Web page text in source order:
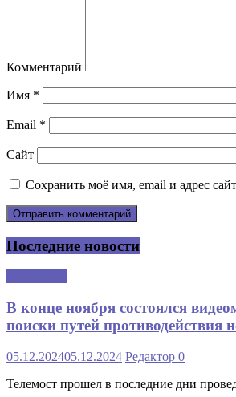
Комментарий
Имя *
Email *
Сайт
Сохранить моё имя, email и адрес
Последние новости
В конце ноября состоялся
поиски путей противодействия
05.12.202405.12.2024 Редактор 0
Телемост прошел в последние дни